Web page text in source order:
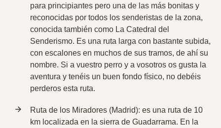
para principiantes pero una de las más bonitas y
reconocidas por todos los senderistas de la zona,
conocida también como La Catedral del
Senderismo. Es una ruta larga con bastante subida,
con escalones en muchos de sus tramos, de ahí su
nombre. Si a vuestro perro y a vosotros os gusta la
aventura y tenéis un buen fondo físico, no debéis
perderos esta ruta.
Ruta de los Miradores (Madrid): es una ruta de 10
km localizada en la sierra de Guadarrama. En la